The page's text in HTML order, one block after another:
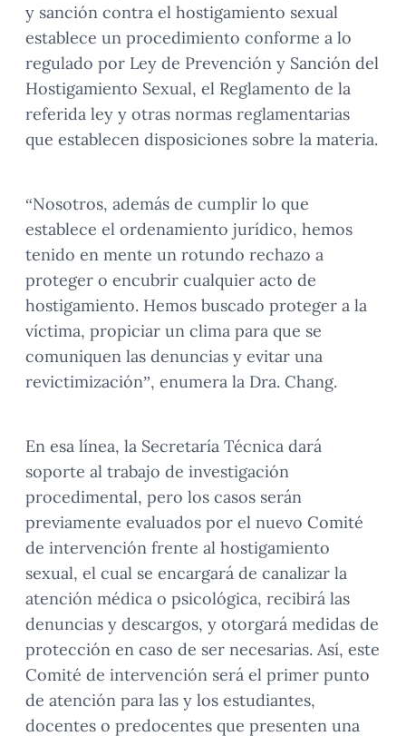
y sanción contra el hostigamiento sexual
establece un procedimiento conforme a lo
regulado por Ley de Prevención y Sanción del
Hostigamiento Sexual, el Reglamento de la
referida ley y otras normas reglamentarias
que establecen disposiciones sobre la materia.
“Nosotros, además de cumplir lo que
establece el ordenamiento jurídico, hemos
tenido en mente un rotundo rechazo a
proteger o encubrir cualquier acto de
hostigamiento. Hemos buscado proteger a la
víctima, propiciar un clima para que se
comuniquen las denuncias y evitar una
revictimización”, enumera la Dra. Chang.
En esa línea, la Secretaría Técnica dará
soporte al trabajo de investigación
procedimental, pero los casos serán
previamente evaluados por el nuevo Comité
de intervención frente al hostigamiento
sexual, el cual se encargará de canalizar la
atención médica o psicológica, recibirá las
denuncias y descargos, y otorgará medidas de
protección en caso de ser necesarias. Así, este
Comité de intervención será el primer punto
de atención para las y los estudiantes,
docentes o predocentes que presenten una